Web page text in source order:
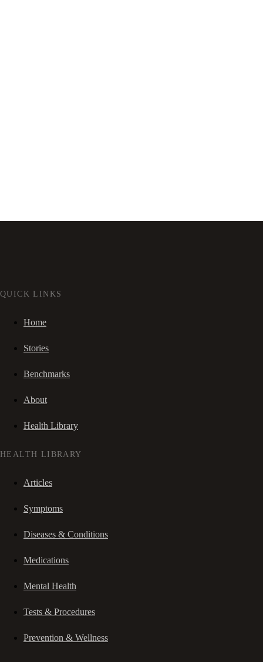
QUICK LINKS
Home
Stories
Benchmarks
About
Health Library
HEALTH LIBRARY
Articles
Symptoms
Diseases & Conditions
Medications
Mental Health
Tests & Procedures
Prevention & Wellness